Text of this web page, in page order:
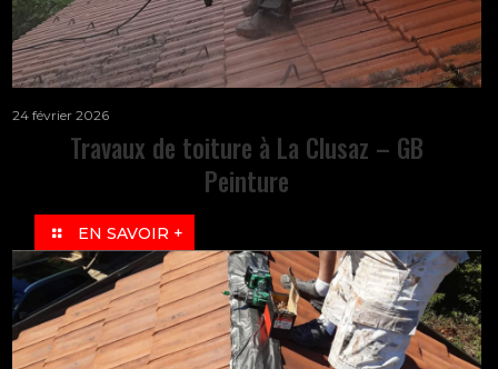
24 février 2026
Travaux de toiture à La Clusaz – GB
Peinture
EN SAVOIR +